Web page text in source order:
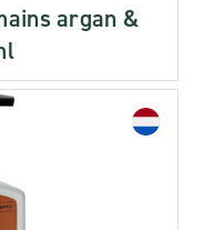
argan &